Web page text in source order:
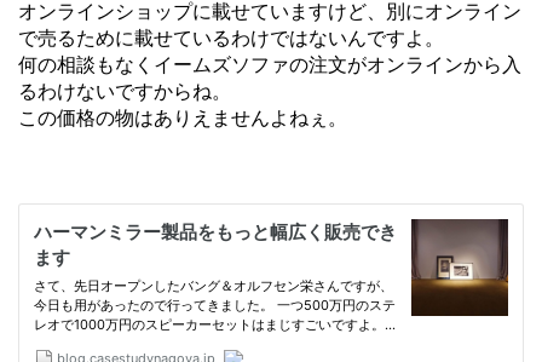
オンラインショップに載せていますけど、別にオンライン
で売るために載せているわけではないんですよ。
何の相談もなくイームズソファの注文がオンラインから入
るわけないですからね。
この価格の物はありえませんよねぇ。